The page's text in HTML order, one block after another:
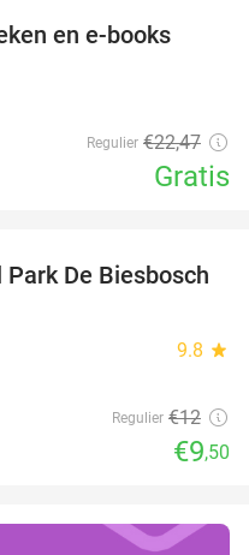
en e-books
Regulier €22,47
Gratis
21%
De Biesbosch
9.8 star
Regulier €12
€9,50